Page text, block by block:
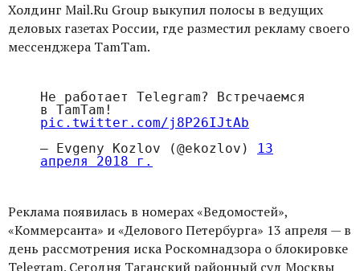
Холдинг Mail.Ru Group выкупил полосы в ведущих
деловых газетах России, где разместил рекламу своего
мессенджера TamTam.
Не работает Telegram? Встречаемся
в TamTam!
pic.twitter.com/j8P26IJtAb
— Evgeny Kozlov (@ekozlov)
13
апреля 2018 г.
Реклама появилась в номерах «Ведомостей»,
«Коммерсанта» и «Делового Петербурга» 13 апреля — в
день рассмотрения иска Роскомнадзора о блокировке
Telegram. Сегодня Таганский районный суд Москвы